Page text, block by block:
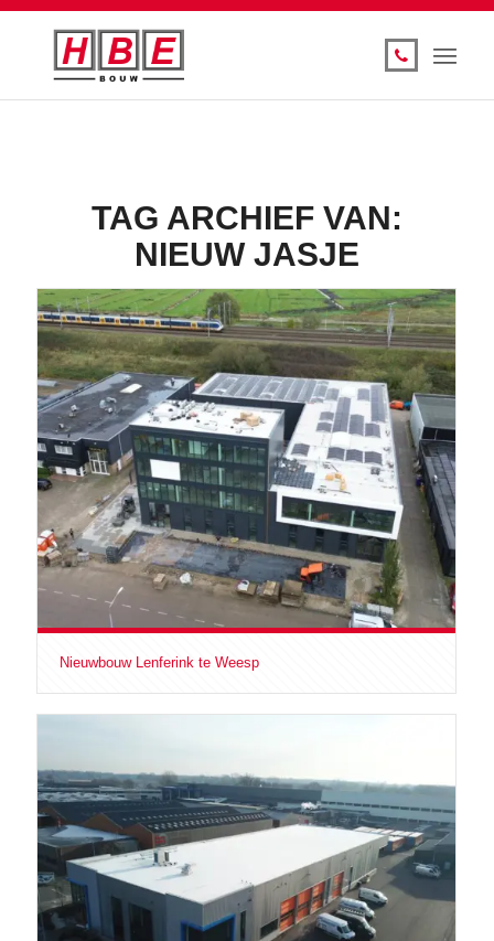
TAG ARCHIEF VAN:
NIEUW JASJE
Nieuwbouw Lenferink te Weesp